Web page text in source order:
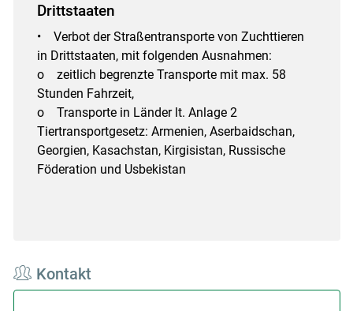
Drittstaaten
• Verbot der Straßentransporte von Zuchttieren
in Drittstaaten, mit folgenden Ausnahmen:
o zeitlich begrenzte Transporte mit max. 58
Stunden Fahrzeit,
o Transporte in Länder lt. Anlage 2
Tiertransportgesetz: Armenien, Aserbaidschan,
Georgien, Kasachstan, Kirgisistan, Russische
Föderation und Usbekistan
Kontakt